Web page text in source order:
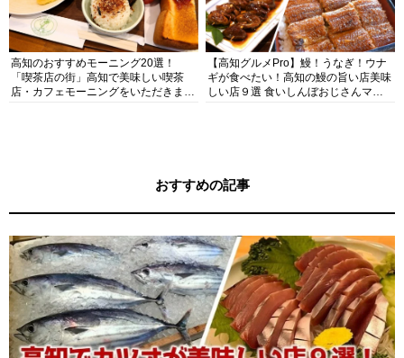
高知のおすすめモーニング20選！
「喫茶店の街」高知で美味しい喫茶
店・カフェモーニングをいただきま
【高知グルメPro】鰻！うなぎ！ウナ
ギが食べたい！高知の鰻の旨い店美味
しい店９選 食いしんぼおじさんマッ
おすすめの記事